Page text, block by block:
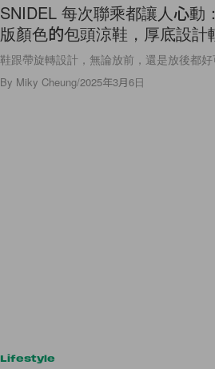
SNIDEL 每次聯乘都讓人心動
版顏色的包頭涼鞋，厚底設計
鞋跟帶旋轉設計，無論放前，還是放後都好
By Miky Cheung/2025年3月6日
Lifestyle